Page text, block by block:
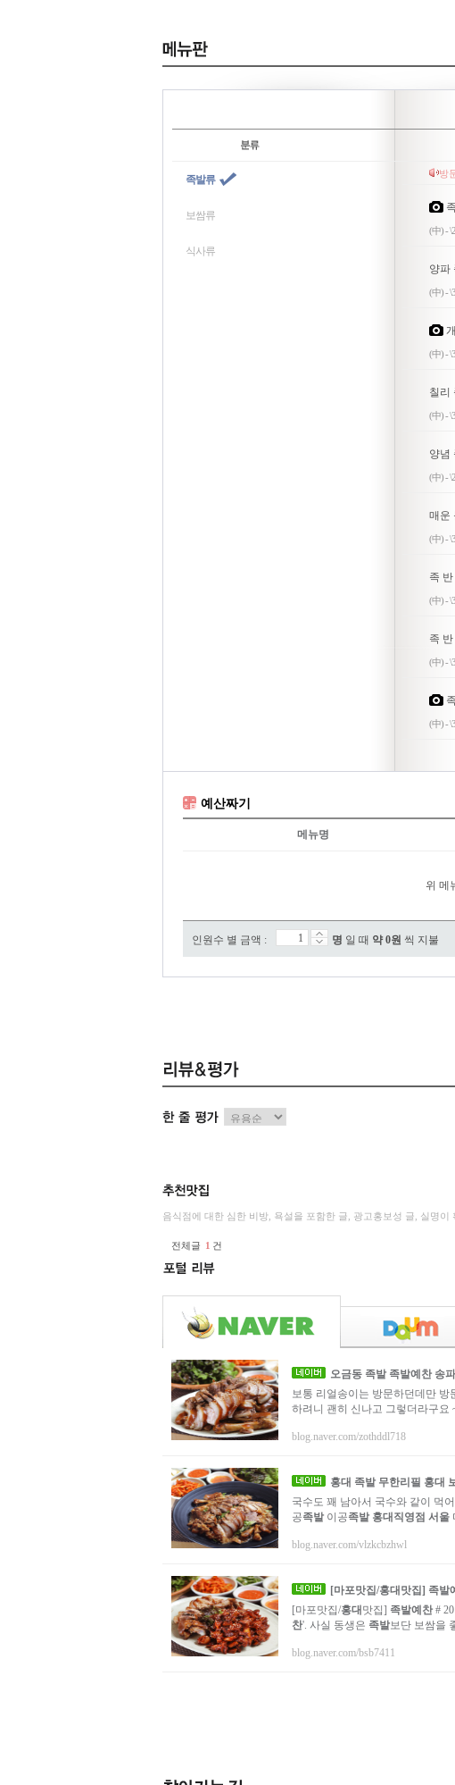
족발류
보쌈류
식사류
방
(中) -
양파
(中) -
(中) -
칠리
(中) -
양념
(中) -
매운
(中) -
족
(中) -
족
(中) -
(中) -
예산짜기
메뉴명
위 메
인원수 별 금액 : 명 일 때 약0원 씩 지불
음식점에 대한 심한 비방, 욕설을 포함한 글, 광고홍보성 글, 실명
전체글 1 건
오금동 족발 족발예찬 송파
보통 리얼송이는 방문하던데만 방
하려니 괜히 신나고 그렇더라구요
blog.naver.com/zothddl718
홍대 족발 무한리필 홍대
국수도 꽤 남아서 국수와 같이 먹
공족발 이공족발 홍대직영점 서울
blog.naver.com/vlzkcbzhwl
[마포맛집/홍대 맛집] 족발
[마포맛집/홍대 맛집] 족발예찬 #
찬'. 사실 동생은 족발보단 보쌈을
blog.naver.com/bsb7411